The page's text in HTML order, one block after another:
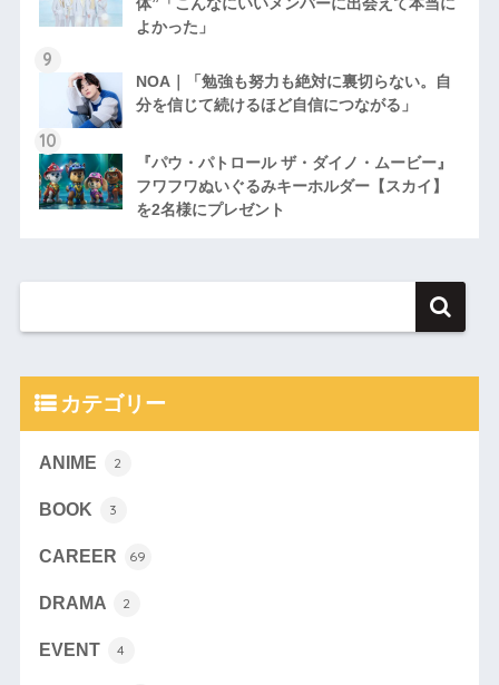
体”「こんなにいいメンバーに出会えて本当に
よかった」
NOA｜「勉強も努力も絶対に裏切らない。自
分を信じて続けるほど自信につながる」
『パウ・パトロール ザ・ダイノ・ムービー』
フワフワぬいぐるみキーホルダー【スカイ】
を2名様にプレゼント
カテゴリー
ANIME 2
BOOK 3
CAREER 69
DRAMA 2
EVENT 4